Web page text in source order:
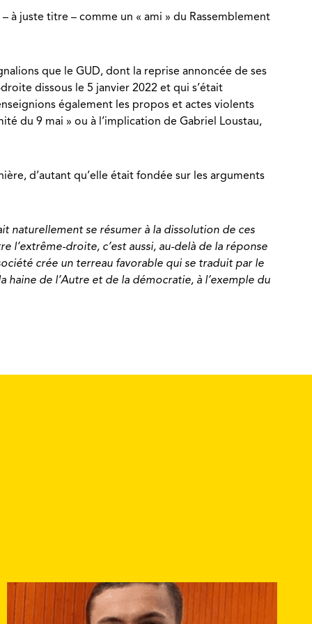
à juste titre – comme un « ami » du Rassemblement
que le GUD, dont la reprise annoncée de ses
dissous le 5 janvier 2022 et qui s’était
également les propos et actes violents
du 9 mai » ou à l’implication de Gabriel Loustau,
d’autant qu’elle était fondée sur les arguments
naturellement se résumer à la dissolution de ces
droite, c’est aussi, au-delà de la réponse
crée un terreau favorable qui se traduit par le
de l’Autre et de la démocratie, à l’exemple du